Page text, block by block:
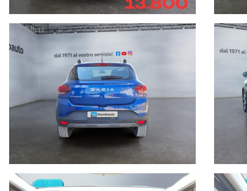
Siamo a vostra completa disposizione per qualsiasi prova,
Finanziamenti personalizzati in sede con le migliori condizioni
Servizi Post-Vendita :
° Possibilità di estensione garanzia per ulteriori 24 mesi
° Soccorso stradale h24 in tutta europa 365 giorni all'anno
° Assicurazioni integrative per la salvaguardia e protezione del
Al fine di non incombere in spiacevoli equivoci, è sempre